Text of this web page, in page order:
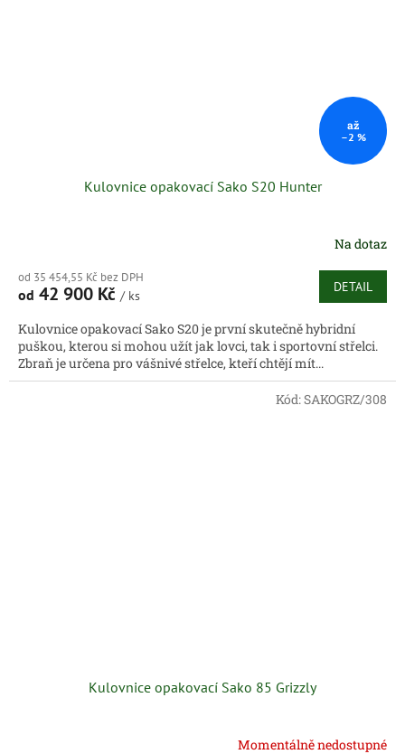
až
–2 %
Kulovnice opakovací Sako S20 Hunter
Na dotaz
od 35 454,55 Kč bez DPH
od 42 900 Kč / ks
DETAIL
Kulovnice opakovací Sako S20 je první skutečně hybridní
puškou, kterou si mohou užít jak lovci, tak i sportovní střelci.
Zbraň je určena pro vášnivé střelce, kteří chtějí mít...
Kulovnice opakovací Sako 85 Grizzly
Momentálně nedostupné
Kód:SAKOGRZ/308